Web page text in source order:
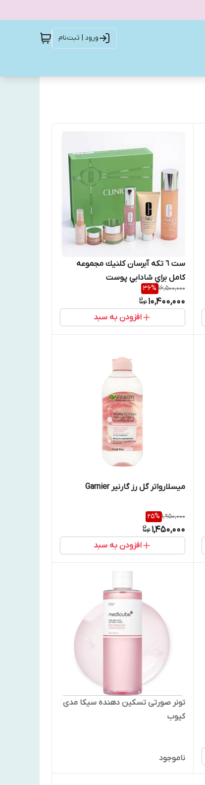
ورود | ثبت‌نام
ست ٦ تكه آبرسان كلنيك مجموعه
كامل براي شادابي پوست
16,500,000
36%
10,400,000
افزودن به سبد
میسلارواتر گل رز گارنیر Garnier
1,950,000
25%
1,450,000
افزودن به سبد
تونر صورتی تسکین دهنده سیکا مدی
کیوب
ناموجود